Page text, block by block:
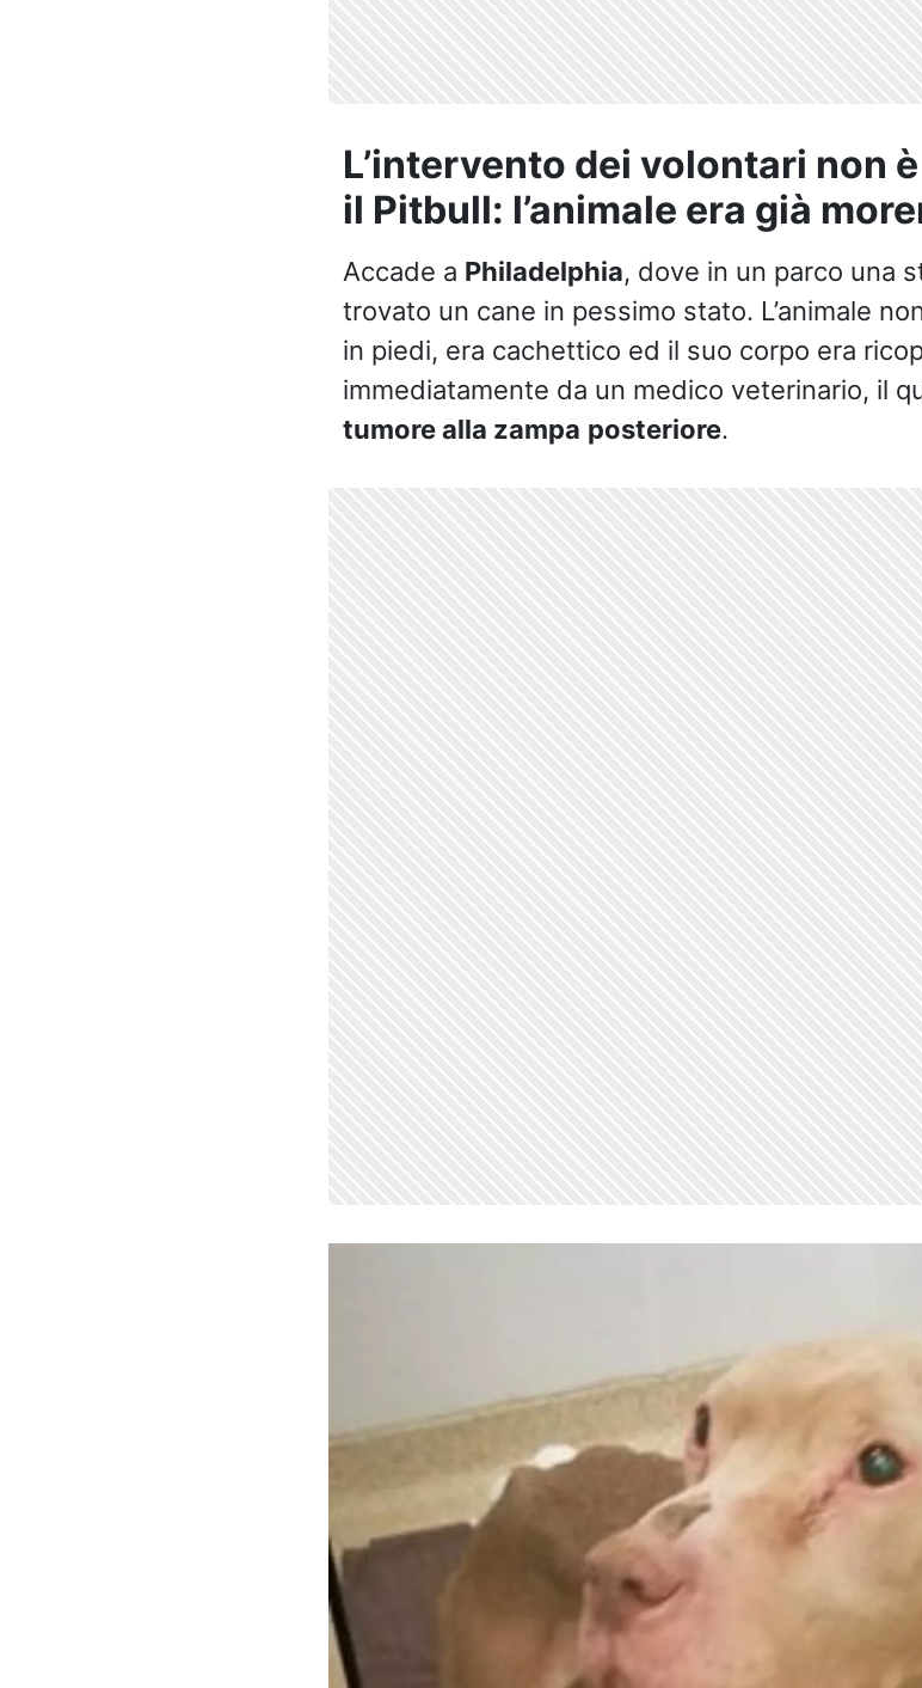
L’intervento dei volontari non
il Pitbull: l’animale era già
Accade a Philadelphia, dove in un parco una
trovato un cane in pessimo stato. L’animale
in piedi, era cachettico ed il suo corpo era
immediatamente da un medico veterinario, il
tumore alla zampa posteriore.